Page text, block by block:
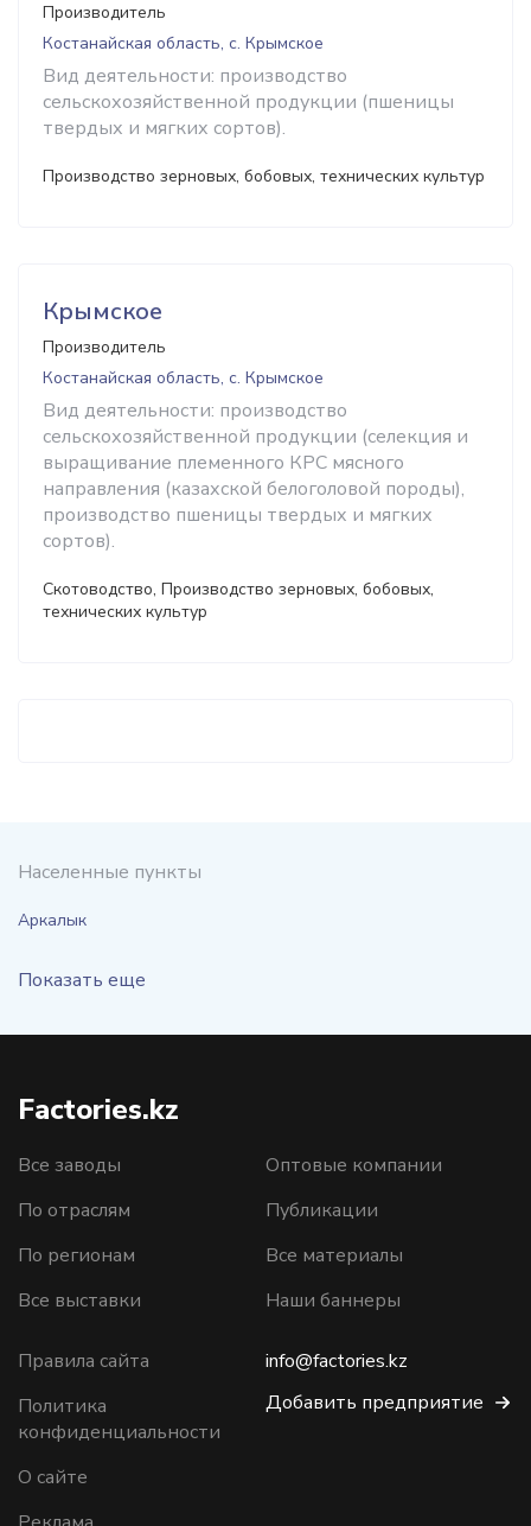
Производитель
Костанайская область, с. Крымское
Вид деятельности: производство
сельскохозяйственной продукции (пшеницы
твердых и мягких сортов).
Производство зерновых, бобовых, технических культур
Крымское
Производитель
Костанайская область, с. Крымское
Вид деятельности: производство
сельскохозяйственной продукции (селекция и
выращивание племенного КРС мясного
направления (казахской белоголовой породы),
производство пшеницы твердых и мягких
сортов).
Скотоводство, Производство зерновых, бобовых,
технических культур
Населенные пункты
Аркалык
Показать еще
Factories.kz
Все заводы
По отраслям
По регионам
Все выставки
Оптовые компании
Публикации
Все материалы
Наши баннеры
Правила сайта
Политика
конфиденциальности
О сайте
info@factories.kz
Добавить предприятие